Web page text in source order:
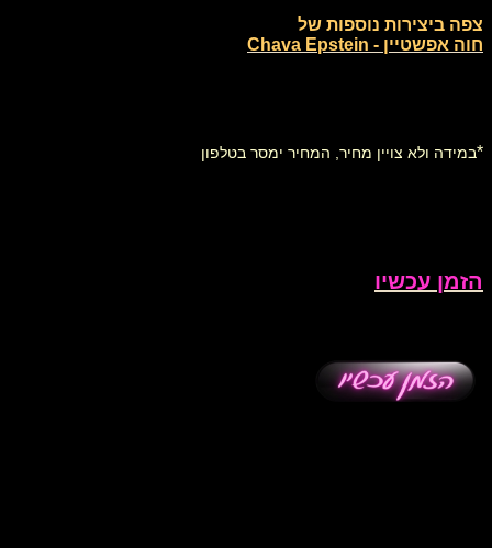
צפה ביצירות נוספות של
חוה אפשטיין - Chava Epstein
*במידה ולא צויין מחיר, המחיר ימסר בטלפון
הזמן עכשיו